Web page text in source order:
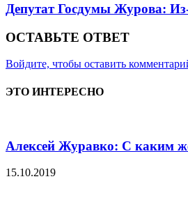
Депутат Госдумы Журова:
ОСТАВЬТЕ ОТВЕТ
Войдите, чтобы оставить
ЭТО ИНТЕРЕСНО
Алексей Журавко: С каким
15.10.2019